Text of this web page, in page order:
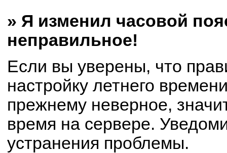
» Я изменил часовой
неправильное!
Если вы уверены, что
настройку летнего
прежнему неверное,
время на сервере.
устранения проблемы.